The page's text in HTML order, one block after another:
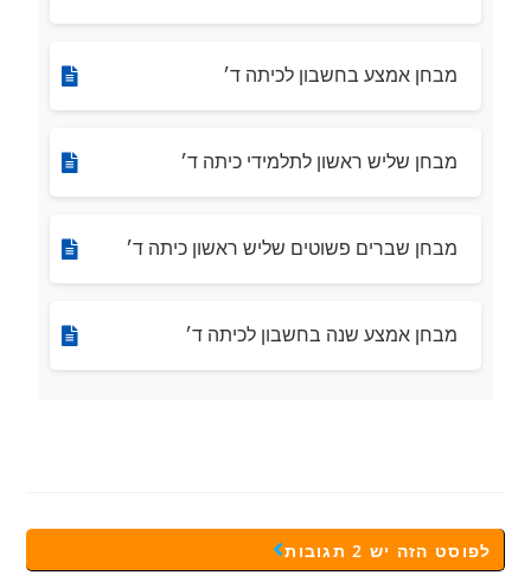
מבחן אמצע בחשבון לכיתה ד׳
מבחן שליש ראשון לתלמידי כיתה ד׳
מבחן שברים פשוטים שליש ראשון כיתה ד׳
מבחן אמצע שנה בחשבון לכיתה ד׳
לפוסט הזה יש 2 תגובות